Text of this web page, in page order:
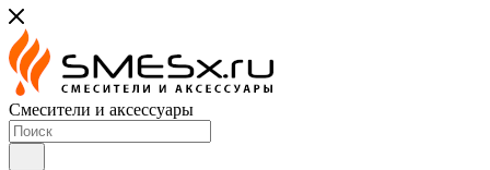
Смесители и аксессуары